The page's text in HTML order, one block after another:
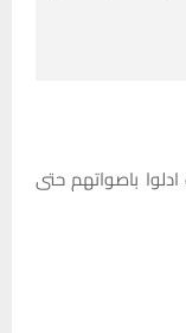
من 124 الف ناخب ادلوا باصواتهم حتى